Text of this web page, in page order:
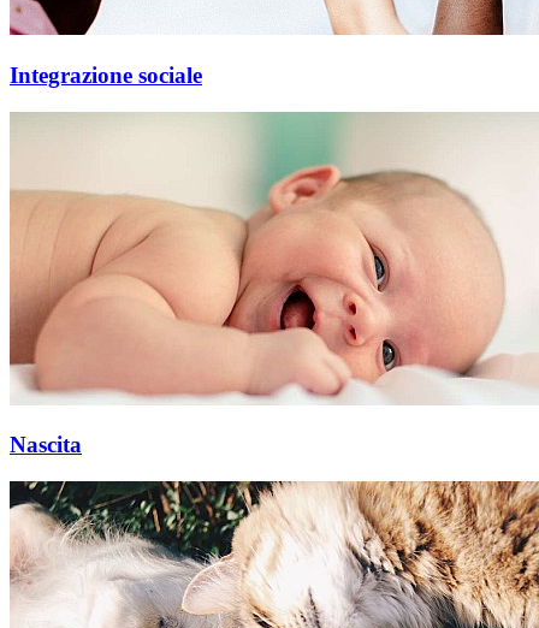
Integrazione sociale
Nascita